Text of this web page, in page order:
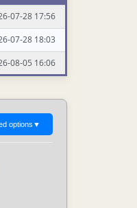
07-28 17:56
07-28 18:03
08-05 16:06
options ▼